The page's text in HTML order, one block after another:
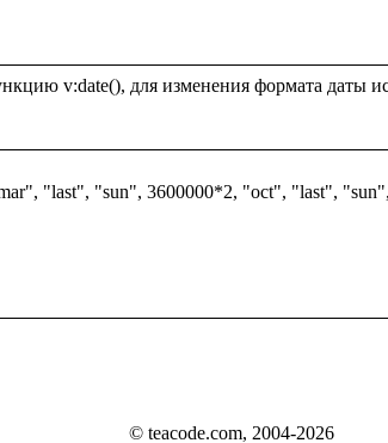
"last", "sun", 3600000*2, "oct", "last",
© teacode.com, 2004-2026